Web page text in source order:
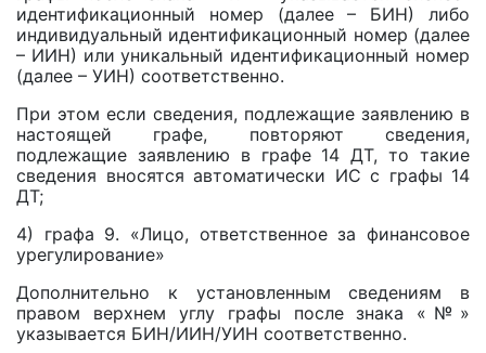
идентификационный номер (далее – БИН) либо
индивидуальный идентификационный номер (далее
– ИИН) или уникальный идентификационный номер
(далее – УИН) соответственно.
При этом если сведения, подлежащие заявлению в
настоящей графе, повторяют сведения,
подлежащие заявлению в графе 14 ДТ, то такие
сведения вносятся автоматически ИС с графы 14
ДТ;
4) графа 9. «Лицо, ответственное за финансовое
урегулирование»
Дополнительно к установленным сведениям в
правом верхнем углу графы после знака «№»
указывается БИН/ИИН/УИН соответственно.